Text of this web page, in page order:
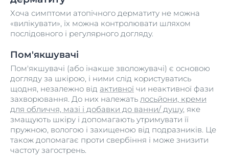
Хоча симптоми атопічного дерматиту не можна
«вилікувати», їх можна контролювати шляхом
послідовного і регулярного догляду.
Пом'якшувачі
Пом'якшувачі (або інакше зволожувачі) є основою
догляду за шкірою, і ними слід користуватись
щодня, незалежно від активної чи неактивної фази
захворювання. До них належать лосьйони, креми
для обличчя, мазі і добавки до ванни/ душу, яке
змащують шкіру і допомагають утримувати її
пружною, вологою і захищеною від подразників. Це
також допомагає проти свербіння і може знизити
частоту загострень.